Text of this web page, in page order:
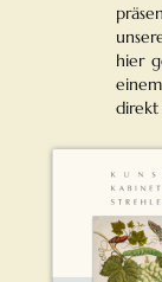
hier
direkt